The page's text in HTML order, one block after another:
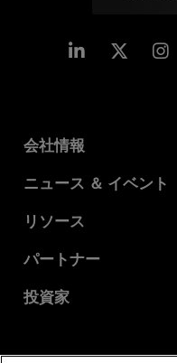
Linkedin
会社情報
AMD について
企業責任
お問い合わせ
ニュース ＆ イベント
ニュースルーム
メディア ライブラリ
リソース
デベロッパー セントラル
ケース スタディ
パートナー
AMD パートナー ハブ
投資家
財務情報